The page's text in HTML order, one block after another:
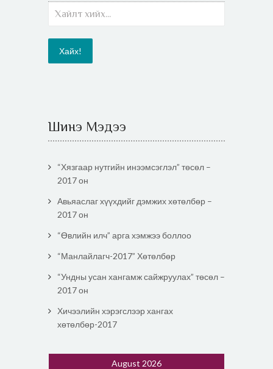
Шинэ Мэдээ
“Хязгаар нутгийн инээмсэглэл” төсөл –
2017 он
Авьяаслаг хүүхдийг дэмжих хөтөлбөр –
2017 он
“Өвлийн илч” арга хэмжээ боллоо
“Манлайлагч-2017” Хөтөлбөр
“Ундны усан хангамж сайжруулах” төсөл –
2017 он
Хичээлийн хэрэгслээр хангах
хөтөлбөр-2017
August 2026